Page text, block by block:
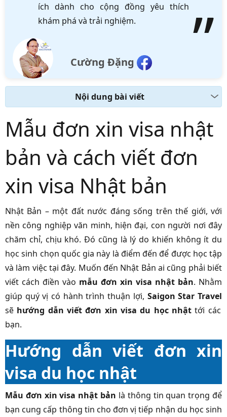
ích dành cho cộng đồng yêu thích
khám phá và trải nghiệm.
Cường Đặng
Nội dung bài viết
Mẫu đơn xin visa nhật
bản và cách viết đơn
xin visa Nhật bản
Nhật Bản – một đất nước đáng sống trên thế giới, với
nền công nghiệp văn minh, hiện đại, con người nơi đây
chăm chỉ, chịu khó. Đó cũng là lý do khiến không ít du
học sinh chọn quốc gia này là điểm đến để được học tập
và làm việc tại đây. Muốn đến Nhật Bản ai cũng phải biết
viết cách điền vào mẫu đơn xin visa nhật bản. Nhằm
giúp quý vị có hành trình thuận lợi, Saigon Star Travel
sẽ hướng dẫn viết đơn xin visa du học nhật tới các
bạn.
Hướng dẫn viết đơn xin
visa du học nhật
Mẫu đơn xin visa nhật bản là thông tin quan trọng để
bạn cung cấp thông tin cho đơn vị tiếp nhận du học sinh